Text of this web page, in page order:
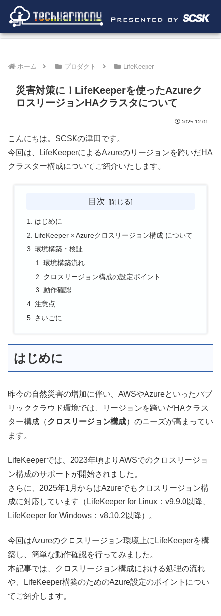
ホーム プロダクト LifeKeeper
災害対策に！LifeKeeperを使ったAzureク
ロスリージョンHAクラスタについて
2025.12.01
こんにちは。SCSKの津田です。
今回は、LifeKeeperによるAzureのリージョンを跨いだHA
クラスター構成についてご紹介いたします。
目次
はじめに
LifeKeeper × Azureクロスリージョン構成 について
環境構築・検証
環境構築流れ
クロスリージョン構成の設定ポイント
動作確認
注意点
さいごに
はじめに
昨今の自然災害の増加に伴い、AWSやAzureといったパブ
リッククラウド環境では、リージョンを跨いだHAクラス
ター構成（クロスリージョン構成）のニーズが高まってい
ます。
LifeKeeperでは、2023年頃よりAWSでのクロスリージョ
ン構成のサポートが開始されました。
さらに、2025年1月からはAzureでもクロスリージョン構
成に対応しています（LifeKeeper for Linux：v9.9.0以降、
LifeKeeper for Windows：v8.10.2以降）。
今回はAzureのクロスリージョン環境上にLifeKeeperを構
築し、簡単な動作確認を行ってみました。
本記事では、クロスリージョン構成における処理の流れ
や、LifeKeeper構築のためのAzure設定のポイントについ
てご紹介します。